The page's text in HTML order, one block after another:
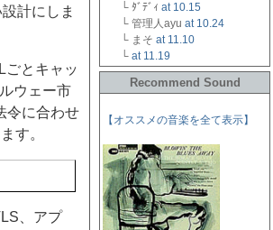
計にしま
ごとキャッ
ウェー市
令に合わせ
す。
、アプ
└ ﾀﾞﾃﾞｨ at 10.15
└ 管理人ayu at 10.24
└ まそ at 11.10
└ at 11.19
Recommend Sound
【オススメの音楽を全て表示】